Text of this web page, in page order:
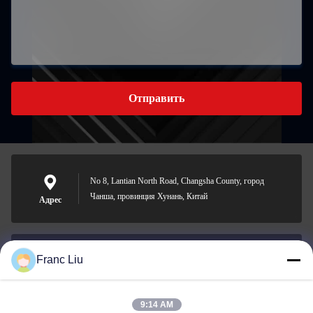
Отправить
Адрес
No 8, Lantian North Road, Changsha County, город
Чанша, провинция Хунань, Китай
Электронная
Franc Liu
9:14 AM